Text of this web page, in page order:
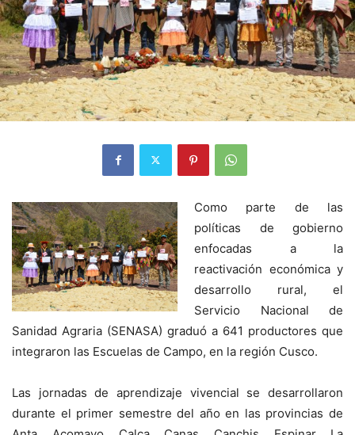
Como parte de las
políticas de gobierno
enfocadas a la
reactivación económica y
desarrollo rural, el
Servicio Nacional de
Sanidad Agraria (SENASA) graduó a 641 productores que
integraron las Escuelas de Campo, en la región Cusco.
Las jornadas de aprendizaje vivencial se desarrollaron
durante el primer semestre del año en las provincias de